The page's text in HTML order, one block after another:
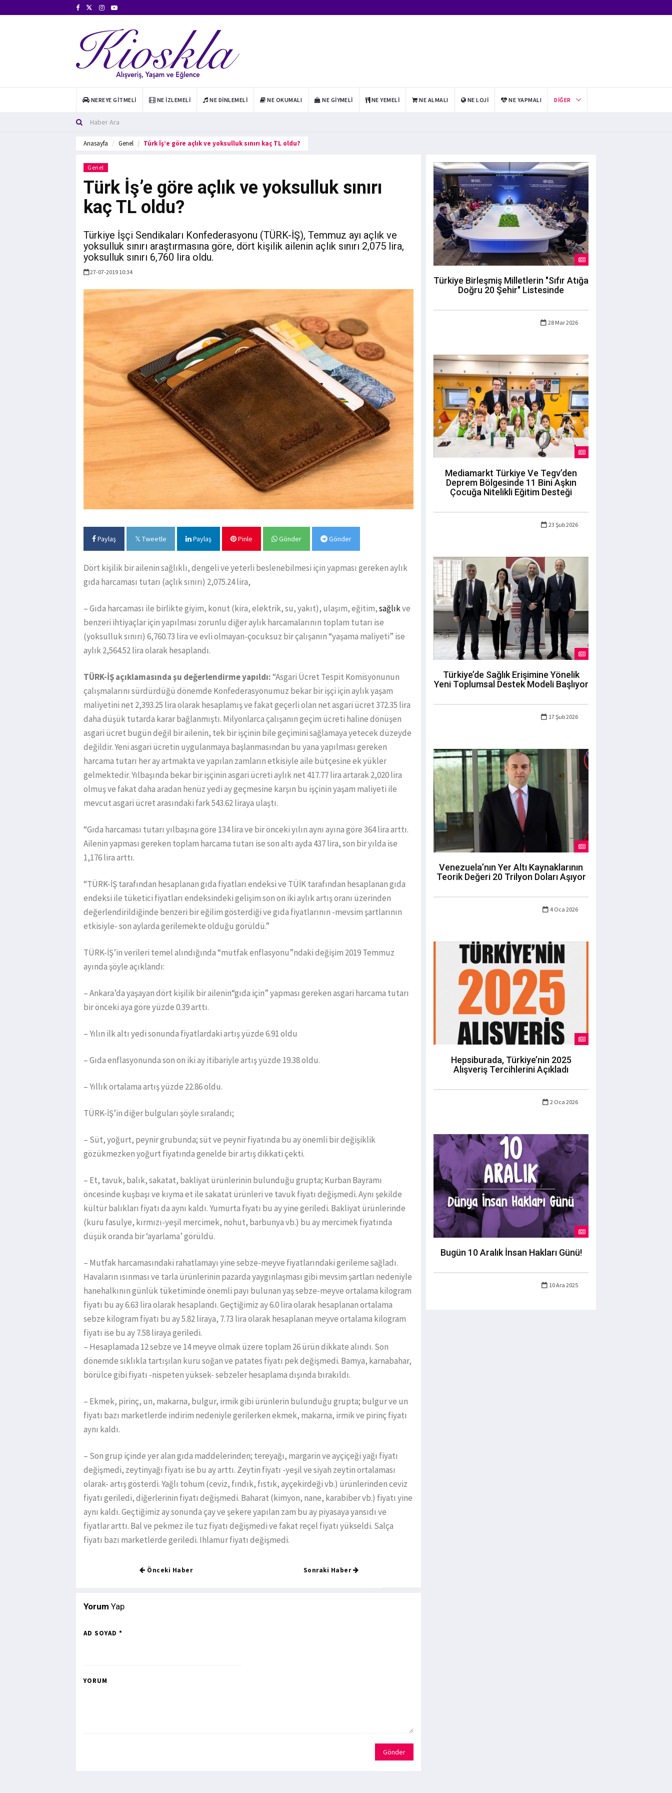
NEREYE GITMELI NE İZLEMELI NE DINLEMELI NE OKUMALI NE GIYMELI NE YEMELI NE ALMALI NE LOJI NE YAPMALI DIĞER
Anasayfa Genel Türk İş’e göre açlık ve yoksulluk sınırı kaç TL oldu?
Genel
Türk İş’e göre açlık ve yoksulluk sınırı
kaç TL oldu?
Türkiye İşçi Sendikaları Konfederasyonu (TÜRK-İŞ), Temmuz ayı açlık ve
yoksulluk sınırı araştırmasına göre, dört kişilik ailenin açlık sınırı 2,075 lira,
yoksulluk sınırı 6,760 lira oldu.
27-07-2019 10:34
Paylaş Tweetle Paylaş Pinle Gönder Gönder
Dört kişilik bir ailenin sağlıklı, dengeli ve yeterli beslenebilmesi için yapması gereken aylık
gıda harcaması tutarı (açlık sınırı) 2,075.24 lira,
– Gıda harcaması ile birlikte giyim, konut (kira, elektrik, su, yakıt), ulaşım, eğitim,sağlıkve
benzeri ihtiyaçlar için yapılması zorunlu diğer aylık harcamalarının toplam tutarı ise
(yoksulluk sınırı) 6,760.73 lira ve evli olmayan-çocuksuz bir çalışanın “yaşama maliyeti” ise
aylık 2,564.52 lira olarak hesaplandı.
TÜRK-İŞ açıklamasında şu değerlendirme yapıldı:“Asgari Ücret Tespit Komisyonunun
çalışmalarını sürdürdüğü dönemde Konfederasyonumuz bekar bir işçi için aylık yaşam
maliyetini net 2,393.25 lira olarak hesaplamış ve fakat geçerli olan net asgari ücret 372.35 lira
daha düşük tutarda karar bağlanmıştı. Milyonlarca çalışanın geçim ücreti haline dönüşen
asgari ücret bugün değil bir ailenin, tek bir işçinin bile geçimini sağlamaya yetecek düzeyde
değildir. Yeni asgari ücretin uygulanmaya başlanmasından bu yana yapılması gereken
harcama tutarı her ay artmakta ve yapılan zamların etkisiyle aile bütçesine ek yükler
gelmektedir. Yılbaşında bekar bir işçinin asgari ücreti aylık net 417.77 lira artarak 2,020 lira
olmuş ve fakat daha aradan henüz yedi ay geçmesine karşın bu işçinin yaşam maliyeti ile
mevcut asgari ücret arasındaki fark 543.62 liraya ulaştı.
“Gıda harcaması tutarı yılbaşına göre 134 lira ve bir önceki yılın aynı ayına göre 364 lira arttı.
Ailenin yapması gereken toplam harcama tutarı ise son altı ayda 437 lira, son bir yılda ise
1,176 lira arttı.
“TÜRK-İŞ tarafından hesaplanan gıda fiyatları endeksi ve TÜİK tarafından hesaplanan gıda
endeksi ile tüketici fiyatları endeksindeki gelişim son on iki aylık artış oranı üzerinden
değerlendirildiğinde benzeri bir eğilim gösterdiği ve gıda fiyatlarının -mevsim şartlarının
etkisiyle- son aylarda gerilemekte olduğu görüldü.”
TÜRK-İŞ’in verileri temel alındığında “mutfak enflasyonu”ndaki değişim 2019 Temmuz
ayında şöyle açıklandı:
– Ankara’da yaşayan dört kişilik bir ailenin“gıda için” yapması gereken asgari harcama tutarı
bir önceki aya göre yüzde 0.39 arttı.
– Yılın ilk altı yedi sonunda fiyatlardaki artış yüzde 6.91 oldu
– Gıda enflasyonunda son on iki ay itibariyle artış yüzde 19.38 oldu.
– Yıllık ortalama artış yüzde 22.86 oldu.
TÜRK-İŞ’in diğer bulguları şöyle sıralandı;
– Süt, yoğurt, peynir grubunda; süt ve peynir fiyatında bu ay önemli bir değişiklik
gözükmezken yoğurt fiyatında genelde bir artış dikkati çekti.
– Et, tavuk, balık, sakatat, bakliyat ürünlerinin bulunduğu grupta; Kurban Bayramı
öncesinde kuşbaşı ve kıyma et ile sakatat ürünleri ve tavuk fiyatı değişmedi. Aynı şekilde
kültür balıkları fiyatı da aynı kaldı. Yumurta fiyatı bu ay yine geriledi. Bakliyat ürünlerinde
(kuru fasulye, kırmızı-yeşil mercimek, nohut, barbunya vb.) bu ay mercimek fiyatında
düşük oranda bir ‘ayarlama’ görüldü.
– Mutfak harcamasındaki rahatlamayı yine sebze-meyve fiyatlarındaki gerileme sağladı.
Havaların ısınması ve tarla ürünlerinin pazarda yaygınlaşması gibi mevsim şartları nedeniyle
hanehalkının günlük tüketiminde önemli payı bulunan yaş sebze-meyve ortalama kilogram
fiyatı bu ay 6.63 lira olarak hesaplandı. Geçtiğimiz ay 6.0 lira olarak hesaplanan ortalama
sebze kilogram fiyatı bu ay 5.82 liraya, 7.73 lira olarak hesaplanan meyve ortalama kilogram
fiyatı ise bu ay 7.58 liraya geriledi.
– Hesaplamada 12 sebze ve 14 meyve olmak üzere toplam 26 ürün dikkate alındı. Son
dönemde sıklıkla tartışılan kuru soğan ve patates fiyatı pek değişmedi. Bamya, karnabahar,
börülce gibi fiyatı -nispeten yüksek- sebzeler hesaplama dışında bırakıldı.
– Ekmek, pirinç, un, makarna, bulgur, irmik gibi ürünlerin bulunduğu grupta; bulgur ve un
fiyatı bazı marketlerde indirim nedeniyle gerilerken ekmek, makarna, irmik ve pirinç fiyatı
aynı kaldı.
– Son grup içinde yer alan gıda maddelerinden; tereyağı, margarin ve ayçiçeği yağı fiyatı
değişmedi, zeytinyağı fiyatı ise bu ay arttı. Zeytin fiyatı -yeşil ve siyah zeytin ortalaması
olarak- artış gösterdi. Yağlı tohum (ceviz, fındık, fıstık, ayçekirdeği vb.) ürünlerinden ceviz
fiyatı geriledi, diğerlerinin fiyatı değişmedi. Baharat (kimyon, nane, karabiber vb.) fiyatı yine
aynı kaldı. Geçtiğimiz ay sonunda çay ve şekere yapılan zam bu ay piyasaya yansıdı ve
fiyatlar arttı. Bal ve pekmez ile tuz fiyatı değişmedi ve fakat reçel fiyatı yükseldi. Salça
fiyatı bazı marketlerde geriledi. Ihlamur fiyatı değişmedi.
Önceki Haber Sonraki Haber
Yorum Yap
AD SOYAD *
YORUM
Gönder
Türkiye Birleşmiş Milletlerin "Sıfır Atığa
Doğru 20 Şehir" Listesinde
28 Mar 2026
Mediamarkt Türkiye Ve Tegv’den
Deprem Bölgesinde 11 Bini Aşkın
Çocuğa Nitelikli Eğitim Desteği
23 Şub 2026
Türkiye’de Sağlık Erişimine Yönelik
Yeni Toplumsal Destek Modeli Başlıyor
17 Şub 2026
Venezuela’nın Yer Altı Kaynaklarının
Teorik Değeri 20 Trilyon Doları Aşıyor
4 Oca 2026
Hepsiburada, Türkiye’nin 2025
Alışveriş Tercihlerini Açıkladı
2 Oca 2026
Bugün 10 Aralık İnsan Hakları Günü!
10 Ara 2025